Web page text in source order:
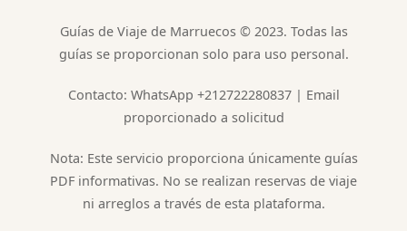
Guías de Viaje de Marruecos © 2023. Todas las
guías se proporcionan solo para uso personal.
Contacto: WhatsApp +212722280837 | Email
proporcionado a solicitud
Nota: Este servicio proporciona únicamente guías
PDF informativas. No se realizan reservas de viaje
ni arreglos a través de esta plataforma.